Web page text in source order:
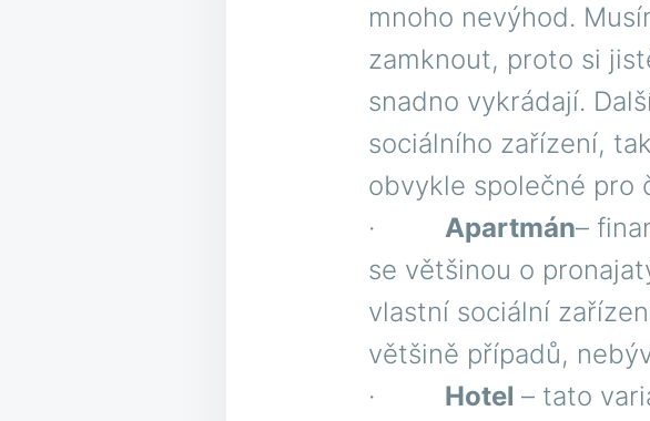
mnoho nevýhod.
zamknout, proto si
snadno vykrádají.
sociálního zařízení,
obvykle společné pro
· Apartmán–
se většinou o
vlastní sociální
většině případů,
· Hotel – tato